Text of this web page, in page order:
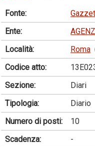
Fonte:
Ente:
Località:
Roma
Codice atto:
Sezione:
Diari
Tipologia:
Diario
Numero di posti:
10
Scadenza:
-